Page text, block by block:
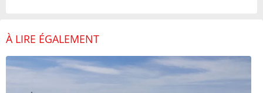
À LIRE ÉGALEMENT